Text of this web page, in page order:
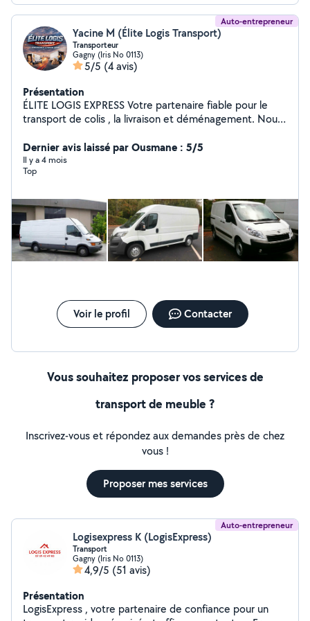
Auto-entrepreneur
Yacine M (Élite Logis Transport)
Transporteur
Gagny (Iris No 0113)
5/5 (4 avis)
Présentation
ÉLITE LOGIS EXPRESS Votre partenaire fiable pour le
transport de colis , la livraison et déménagement. Nous
marchandises en tout sécurité rapidement. Service :
transport de colis déménagement. Livraison express.
Devis sur-mesure. Elite logis express ,rapide sur et à
Dernier avis laissé par Ousmane : 5/5
Il y a 4 mois
Top
Voir le profil Contacter
Vous souhaitez proposer vos services de
transport de meuble ?
Inscrivez-vous et répondez aux demandes près de chez
vous !
Proposer mes services
Auto-entrepreneur
Logisexpress K (LogisExpress)
Transport
Gagny (Iris No 0113)
4,9/5 (51 avis)
Présentation
LogisExpress , votre partenaire de confiance pour un